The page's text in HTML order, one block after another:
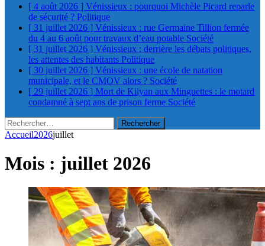
[ 4 août 2026 ] Vénissieux : pourquoi Michèle Picard reparle
de sécurité ? Politique
[ 31 juillet 2026 ] Vénissieux : rue Germaine Tillion fermée
du 4 au 6 août pour travaux d’eau potable Société
[ 31 juillet 2026 ] Vénissieux : derrière les débats politiques,
les attentes des habitants Politique
[ 30 juillet 2026 ] Vénissieux : une école de natation
municipale, et le CMOV alors ? Société
[ 29 juillet 2026 ] Mort de Kilyan aux Minguettes : le motard
condamné à sept ans de prison ferme Société
Rechercher :
Accueil2026juillet
Mois : juillet 2026